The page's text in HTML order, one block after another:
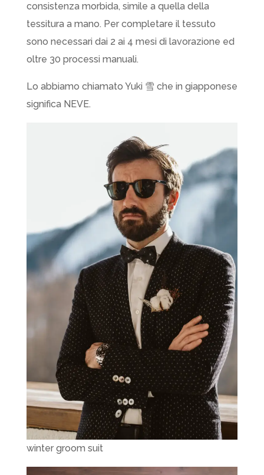
consistenza morbida, simile a quella della
tessitura a mano. Per completare il tessuto
sono necessari dai 2 ai 4 mesi di lavorazione ed
oltre 30 processi manuali.
Lo abbiamo chiamato Yuki 雪 che in giapponese
significa NEVE.
winter groom suit